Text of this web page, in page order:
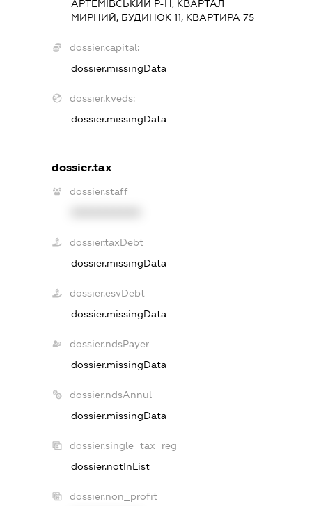
АРТЕМІВСЬКИЙ Р-Н, КВАРТАЛ
МИРНИЙ, БУДИНОК 11, КВАРТИРА 75
dossier.capital:
dossier.missingData
dossier.kveds:
dossier.missingData
dossier.tax
dossier.staff
dossier.taxDebt
dossier.missingData
dossier.esvDebt
dossier.missingData
dossier.ndsPayer
dossier.missingData
dossier.ndsAnnul
dossier.missingData
dossier.single_tax_reg
dossier.notInList
dossier.non_profit